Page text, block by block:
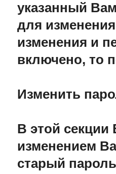
указанный
для
изменения и
включено, то
Изменить
В этой
изменением
старый